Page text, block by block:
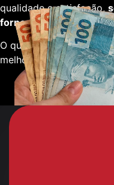
qualidade e satisfação,
fornecedores em
O que está esperando
melhor sobre como